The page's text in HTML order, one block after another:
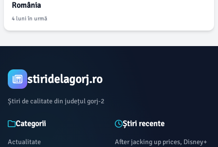
România
4 luni în urmă
stiridelagorj.ro
Știri de calitate din județul gorj-2
Categorii
Actualitate
Știri recente
After jacking up prices, Disney+